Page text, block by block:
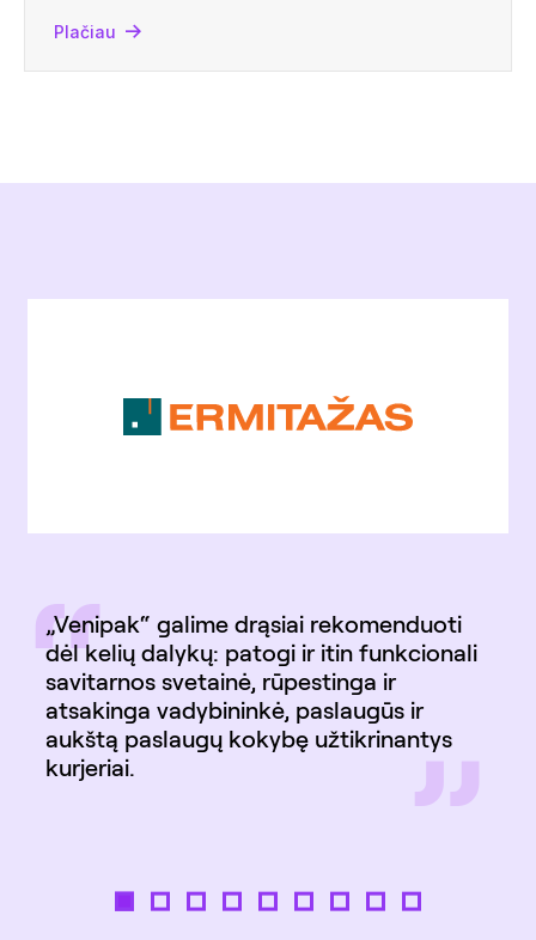
Plačiau
“
„Venipak“ galime drąsiai rekomenduoti
dėl kelių dalykų: patogi ir itin funkcionali
savitarnos svetainė, rūpestinga ir
atsakinga vadybininkė, paslaugūs ir
aukštą paslaugų kokybę užtikrinantys
kurjeriai.
”